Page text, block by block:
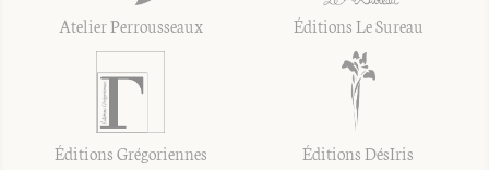
Atelier Perrousseaux Éditions Le Sureau
Éditions Grégoriennes Éditions DésIris